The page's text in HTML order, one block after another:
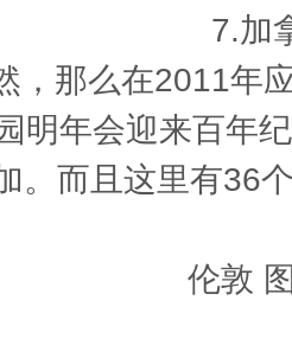
7.加
，那么在2011年
明年会迎来百年
。而且这里有36
伦敦